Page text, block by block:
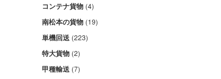
コンテナ貨物 (4)
南松本の貨物 (19)
単機回送 (223)
特大貨物 (2)
甲種輸送 (7)